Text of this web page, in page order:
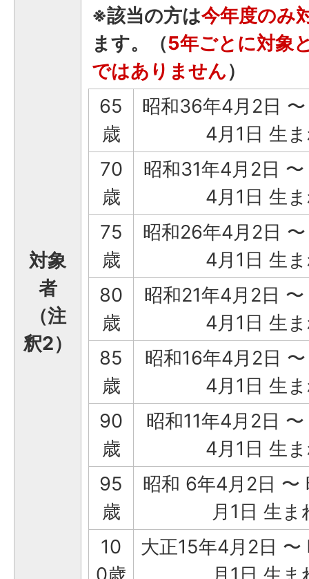
対象
者
（注
釈2）
※該当の方は今年度のみ
ます。（5年ごとに対象
ではありません）
65
歳
昭和36年4月2日
4月1日 生
70
歳
昭和31年4月2日
4月1日 生
75
歳
昭和26年4月2日
4月1日 生
80
歳
昭和21年4月2日
4月1日 生
85
歳
昭和16年4月2日
4月1日 生
90
歳
昭和11年4月2日
4月1日 生
95
歳
昭和 6年4月2日 〜
月1日 生ま
10
大正15年4月2日 〜